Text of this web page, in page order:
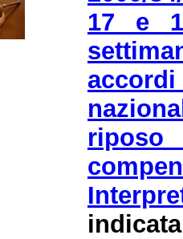
17 e
riposo